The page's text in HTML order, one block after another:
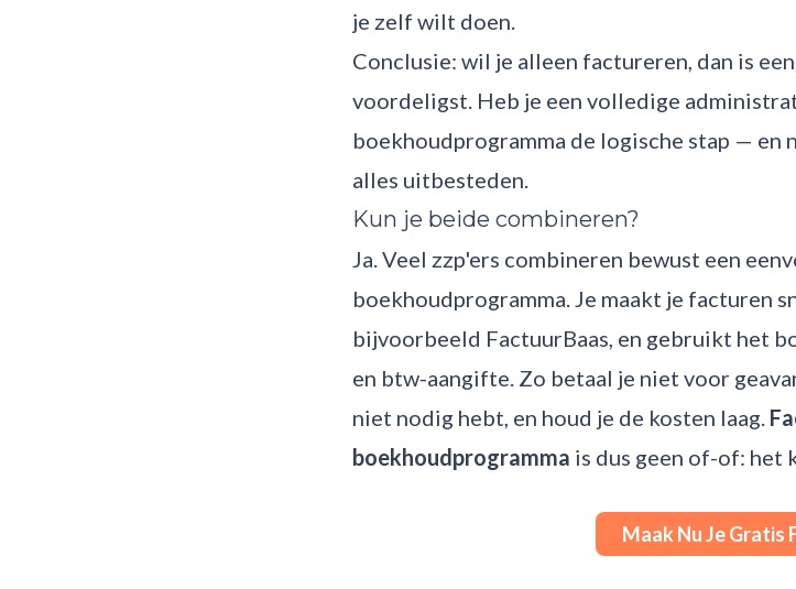
je zelf wilt doen.
Conclusie: wil je alleen factureren, dan is een
voordeligst. Heb je een volledige
boekhoudprogramma de logische stap — en
alles uitbesteden.
Kun je beide combineren?
Ja. Veel zzp'ers combineren bewust een
boekhoudprogramma. Je maakt je facturen
bijvoorbeeld FactuurBaas, en gebruikt het
en btw-aangifte. Zo betaal je niet voor
niet nodig hebt, en houd je de kosten laag.
boekhoudprogramma is dus geen of-of: het
Maak Nu Je Gratis